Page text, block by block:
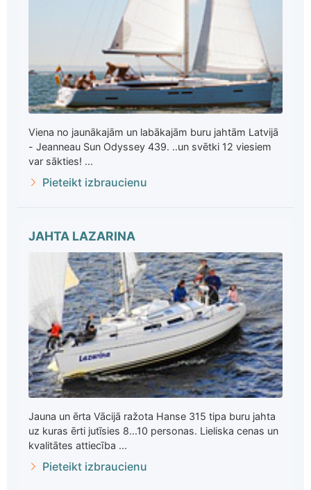
Viena no jaunākajām un labākajām buru jahtām Latvijā
- Jeanneau Sun Odyssey 439. ..un svētki 12 viesiem
var sākties! ...
Pieteikt izbraucienu
JAHTA LAZARINA
Jauna un ērta Vācijā ražota Hanse 315 tipa buru jahta
uz kuras ērti jutīsies 8...10 personas. Lieliska cenas un
kvalitātes attiecība ...
Pieteikt izbraucienu